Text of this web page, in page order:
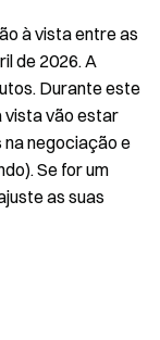
16:00 –
16:30
UTC)
à vista entre as
de 2026. A
Durante este
vista vão estar
negociação e
Se for um
as suas